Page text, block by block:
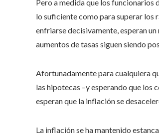
Pero a medida que los funcionarios
lo suficiente como para superar los
enfriarse decisivamente, esperan
aumentos de tasas siguen siendo
Afortunadamente para cualquiera
las hipotecas –y esperando que los
esperan que la inflación se
La inflación se ha mantenido